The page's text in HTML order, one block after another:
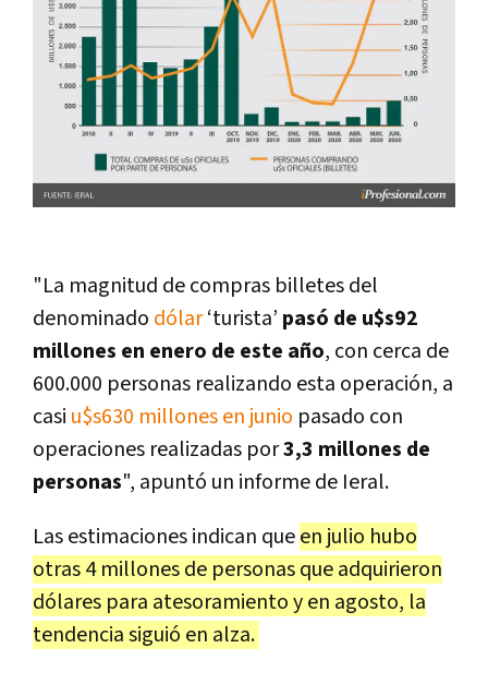
"La magnitud de compras billetes del
denominado dólar‘turista’ pasó de u$s92
millones en enero de este año, con cerca de
600.000 personas realizando esta operación, a
casi u$s630 millones en junio pasado con
operaciones realizadas por3,3 millones de
personas", apuntó un informe de Ieral.
Las estimaciones indican queen julio hubo
otras 4 millones de personasque adquirieron
dólares para atesoramiento y en agosto, la
tendencia siguió en alza.